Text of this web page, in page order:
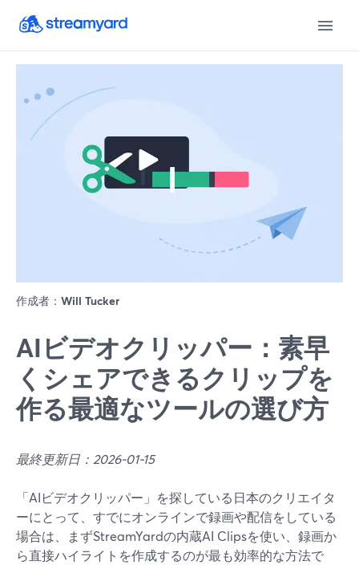
作成者： Will Tucker
AIビデオクリッパー：素早
くシェアできるクリップを
作る最適なツールの選び方
最終更新日：2026-01-15
「AIビデオクリッパー」を探している日本のクリエイタ
ーにとって、すでにオンラインで録画や配信をしている
場合は、まずStreamYardの内蔵AI Clipsを使い、録画か
ら直接ハイライトを作成するのが最も効率的な方法で